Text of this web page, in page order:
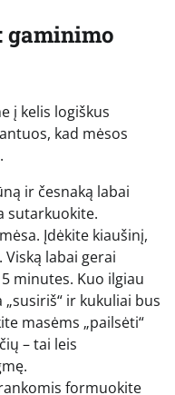
gaminimo
į kelis logiškus
kad mėsos
ir česnaką labai
sutarkuokite.
Įdėkite kiaušinį,
labai gerai
minutes. Kuo ilgiau
ir kukuliai bus
masėms „pailsėti“
– tai leis
formuokite